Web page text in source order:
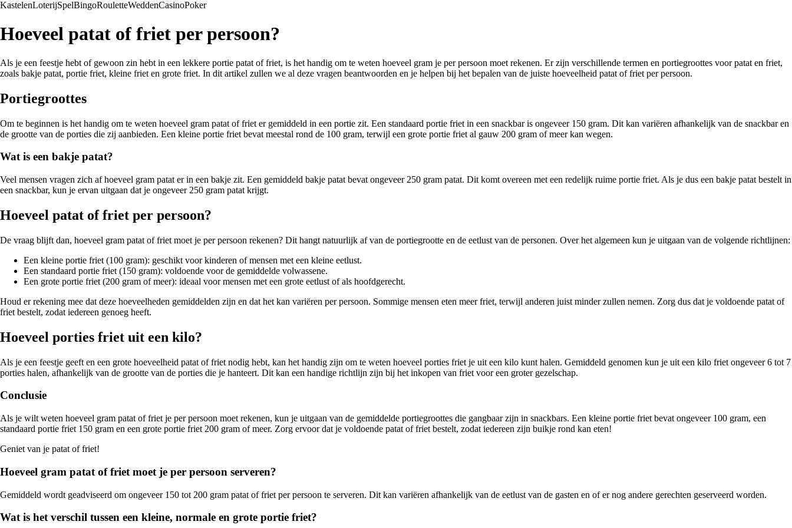
KastelenLoterijSpelBingoRouletteWeddenCasinoPoker
Hoeveel patat of friet per persoon?
Als je een feestje hebt of gewoon zin hebt in een lekkere portie patat of friet, is het handig om te weten hoeveel gram je per persoon moet rekenen. Er zijn verschillende termen en portiegroottes voor patat en friet,
zoals bakje patat, portie friet, kleine friet en grote friet. In dit artikel zullen we al deze vragen beantwoorden en je helpen bij het bepalen van de juiste hoeveelheid patat of friet per persoon.
Portiegroottes
Om te beginnen is het handig om te weten hoeveel gram patat of friet er gemiddeld in een portie zit. Een standaard portie friet in een snackbar is ongeveer 150 gram. Dit kan variëren afhankelijk van de snackbar en
de grootte van de porties die zij aanbieden. Een kleine portie friet bevat meestal rond de 100 gram, terwijl een grote portie friet al gauw 200 gram of meer kan wegen.
Wat is een bakje patat?
Veel mensen vragen zich af hoeveel gram patat er in een bakje zit. Een gemiddeld bakje patat bevat ongeveer 250 gram patat. Dit komt overeen met een redelijk ruime portie friet. Als je dus een bakje patat bestelt in
een snackbar, kun je ervan uitgaan dat je ongeveer 250 gram patat krijgt.
Hoeveel patat of friet per persoon?
De vraag blijft dan, hoeveel gram patat of friet moet je per persoon rekenen? Dit hangt natuurlijk af van de portiegrootte en de eetlust van de personen. Over het algemeen kun je uitgaan van de volgende richtlijnen:
Een kleine portie friet (100 gram): geschikt voor kinderen of mensen met een kleine eetlust.
Een standaard portie friet (150 gram): voldoende voor de gemiddelde volwassene.
Een grote portie friet (200 gram of meer): ideaal voor mensen met een grote eetlust of als hoofdgerecht.
Houd er rekening mee dat deze hoeveelheden gemiddelden zijn en dat het kan variëren per persoon. Sommige mensen eten meer friet, terwijl anderen juist minder zullen nemen. Zorg dus dat je voldoende patat of
friet bestelt, zodat iedereen genoeg heeft.
Hoeveel porties friet uit een kilo?
Als je een feestje geeft en een grote hoeveelheid patat of friet nodig hebt, kan het handig zijn om te weten hoeveel porties friet je uit een kilo kunt halen. Gemiddeld genomen kun je uit een kilo friet ongeveer 6 tot 7
porties halen, afhankelijk van de grootte van de porties die je hanteert. Dit kan een handige richtlijn zijn bij het inkopen van friet voor een groter gezelschap.
Conclusie
Als je wilt weten hoeveel gram patat of friet je per persoon moet rekenen, kun je uitgaan van de gemiddelde portiegroottes die gangbaar zijn in snackbars. Een kleine portie friet bevat ongeveer 100 gram, een
standaard portie friet 150 gram en een grote portie friet 200 gram of meer. Zorg ervoor dat je voldoende patat of friet bestelt, zodat iedereen zijn buikje rond kan eten!
Geniet van je patat of friet!
Hoeveel gram patat of friet moet je per persoon serveren?
Gemiddeld wordt geadviseerd om ongeveer 150 tot 200 gram patat of friet per persoon te serveren. Dit kan variëren afhankelijk van de eetlust van de gasten en of er nog andere gerechten geserveerd worden.
Wat is het verschil tussen een kleine, normale en grote portie friet?